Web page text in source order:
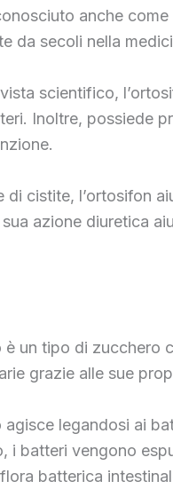
anche
da secoli nella
scientifico,
Inoltre, possiede
di cistite, l’ortosifon
azione diuretica
è un tipo di zucchero
grazie alle sue
legandosi ai
i batteri vengono
batterica